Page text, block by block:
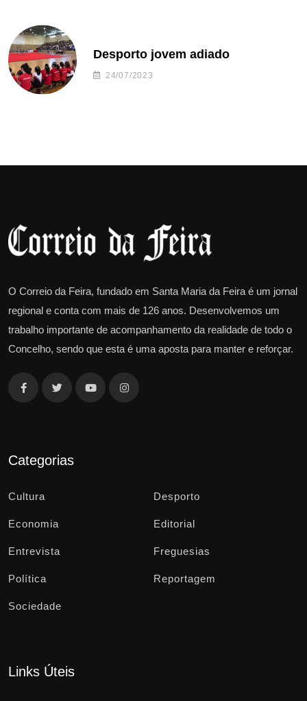
Desporto jovem adiado
24/07/2023
O Correio da Feira, fundado em Santa Maria da Feira é um jornal
regional e conta com mais de 126 anos. Desenvolvemos um
trabalho importante de acompanhamento da realidade de todo o
Concelho, sendo que esta é uma aposta para manter e reforçar.
Categorias
Cultura Desporto
Economia Editorial
Entrevista Freguesias
Política Reportagem
Sociedade
Links Úteis